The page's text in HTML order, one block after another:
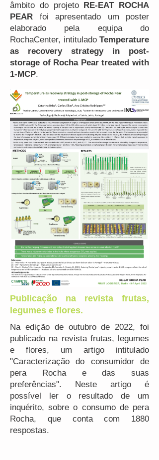
âmbito do projeto RE-EAT ROCHA
PEAR foi apresentado um poster
elaborado pela equipa do
RochaCenter, intitulado Temperature
as recovery strategy in post-
storage of Rocha Pear treated with
1-MCP.
Publicação na revista frutas,
legumes e flores.
Na edição de outubro de 2022, foi
publicado na revista frutas, legumes
e flores, um artigo intitulado
"Caracterização do consumidor de
pera Rocha e das suas
preferências". Neste artigo é
possível ler o resultado de um
inquérito, sobre o consumo de pera
Rocha, que conta com 1880
respostas.